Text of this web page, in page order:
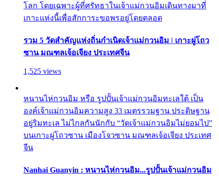
โลก โดยเฉพาะผู้ที่ศรัทธาในเจ้าแม่กวนอิมเดินทางมาที่
เกาะแห่งนี้เพื่อสักการะขอพรอยู่โดยตลอด
รวม 5 วัดสำคัญแห่งถิ่นกำเนิดเจ้าแม่กวนอิม | เกาะผู่โถว
ซาน มณฑลเจ้อเจียง ประเทศจีน
1,525 views
หนานไห่กวนอิม หรือ รูปปั้นเจ้าแม่กวนอิมทะเลใต้ เป็น
องค์เจ้าแม่กวนอิมความสูง 33 เมตรรวมฐาน ประดิษฐาน
อยู่ริมทะเล ไม่ไกลกันนักกับ “วัดเจ้าแม่กวนอิมไม่ยอมไป”
บนเกาะผู่โถวซาน เมืองโจวซาน มณฑลเจ้อเจียง ประเทศ
จีน
Nanhai Guanyin : หนานไห่กวนอิม...รูปปั้นเจ้าแม่กวนอิม